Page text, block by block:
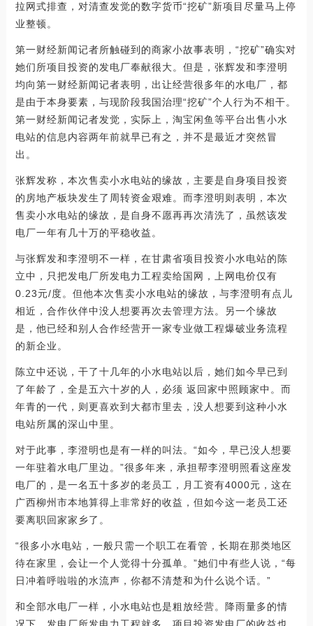
拉网式排查，对清查发觉的数字货币“挖矿”新项目尽量马上停
业整顿。
第一财经新闻记者所触碰到的商家小故事表明，“挖矿”确实对
她们所项目投资的发电厂奉献很大。但是，张辉发和李澄明
均向第一财经新闻记者表明，出让经营很多年的水电厂，都
是由于本身要素，与现阶段我国治理“挖矿”个人行为不相干。
第一财经新闻记者发觉，实际上，淘宝闲鱼等平台出售小水
电站的信息内容两年前就早已有之，并不是最近才突然冒
出。
张辉发称，本次售卖小水电站的缘故，主要是自身项目投资
的房地产板块发生了周转资金艰难。而李澄明则表明，本次
售卖小水电站的缘故，是自身不愿再再次清洗了，虽然该发
电厂一年有几十万的平稳收益。
与张辉发和李澄明不一样，在甘肃省项目投资小水电站的陈
立中，只把发电厂所发电力工程卖给国网，上网电价仅有
0.23元/度。但他本次售卖小水电站的缘故，与李澄明有点儿
相近，合作伙伴中没人想要再次去管理方法。另一个缘故
是，他已经和别人合作经营开一家专业做工程爆破业务流程
的新企业。
陈立中还说，干了十几年的小水电站以后，她们如今早已到
了年龄了，全是五六十岁的人，必须 返回家中照顾家中。而
年青的一代，则更喜欢到大都市里去，没人想要到这种小水
电站所属的深山中里。
对于此事，李澄明也是有一样的叫法。“如今，早已没人想要
一年驻着水电厂里边。”很多年来，承担帮李澄明照看这座发
电厂的，是一名五十多岁的老员工，月工资有4000元，这在
广西柳州市本地算得上非常好的收益，但如今这一老员工还
要离职回家家乡了。
“很多小水电站，一般只需一个职工在看管，长期在那类地区
待在家里，会让一个人觉得十分孤单。”她们中有些人说，“每
日冲着呼啦啦的水流声，你都不清楚和为什么说个话。”
和全部水电厂一样，小水电站也是粗放经营。降雨量多的情
况下，发电厂所发电力工程就多，项目投资发电厂的收益也